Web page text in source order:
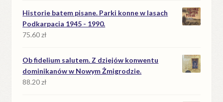
Historie batem pisane. Parki konne w lasach
Podkarpacia 1945 - 1990.
75.60zł
Ob fidelium salutem. Z dziejów konwentu
dominikanów w Nowym Żmigrodzie.
88.20zł